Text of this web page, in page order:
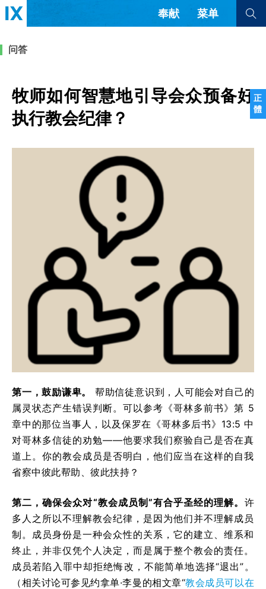
正
體
奉献 菜单
来信
解经式讲道与神学
福音传讲与宣教 成员制与教会纪律
团契生活与祷告
查看全部
查看全部
正體中文
达里语
罗马尼亚语
意大利语
土耳其语
阿拉伯语
阿尔巴尼亚语
塞尔维亚语 柬埔寨语
问答
牧师如何智慧地引导会众预备好
执行教会纪律？
第一，鼓励谦卑。
帮助信徒意识到，人可能会对自己的
属灵状态产生错误判断。可以参考《哥林多前书》第 5
章中的那位当事人，以及保罗在《哥林多后书》13:5 中
对哥林多信徒的劝勉——他要求我们察验自己是否在真
道上。你的教会成员是否明白，他们应当在这样的自我
省察中彼此帮助、彼此扶持？
第二，确保会众对“教会成员制”有合乎圣经的理解。 许
多人之所以不理解教会纪律，是因为他们并不理解成员
制。成员身份是一种会众性的关系，它的建立、维系和
终止，并非仅凭个人决定，而是属于整个教会的责任。
成员若陷入罪中却拒绝悔改，不能简单地选择“退出”。
（相关讨论可参见约拿单·李曼的相文章“教会成员可以在